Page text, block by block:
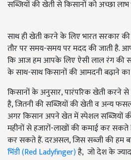
सब्जियों की खेती से किसानों को अच्छा लाभ
साथ ही खेती करने के लिए भारत सरकार
तौर पर समय-समय पर मदद की जाती है.
कि आज हम आपके लिए ऐसी लाल रंग की
के साथ-साथ किसानों की आमदनी बढ़ाने
किसानों के अनुसार, पारंपरिक खेती करने से
है, जितनी की सब्जियों की खेती व अन्य
अगर किसान अपने खेत में स्पेशल सब्जियों
महीनों से हजारों-लाखों की कमाई कर
कर सकते हैं. दरअसल, जिस सब्जी की हम
भिंडी (Red Ladyfinger)है, जो देश के